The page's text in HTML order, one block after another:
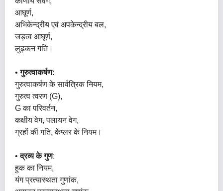
आघूर्ण,
अभिकेन्द्रीय एवं अपकेन्द्रीय बल,
जड़त्व आघूर्ण,
लुढ़कन गति।
•गुरुत्वाकर्षण:
गुरुत्वाकर्षण के सार्वत्रिक नियम,
गुरुत्व त्वरण (g),
G का परिवर्तन,
कक्षीय वेग, पलायन वेग,
ग्रहों की गति, केप्लर के नियम।
•द्रव्य के गुण:
हुक का नियम,
यंग प्रत्यास्थता गुणांक,